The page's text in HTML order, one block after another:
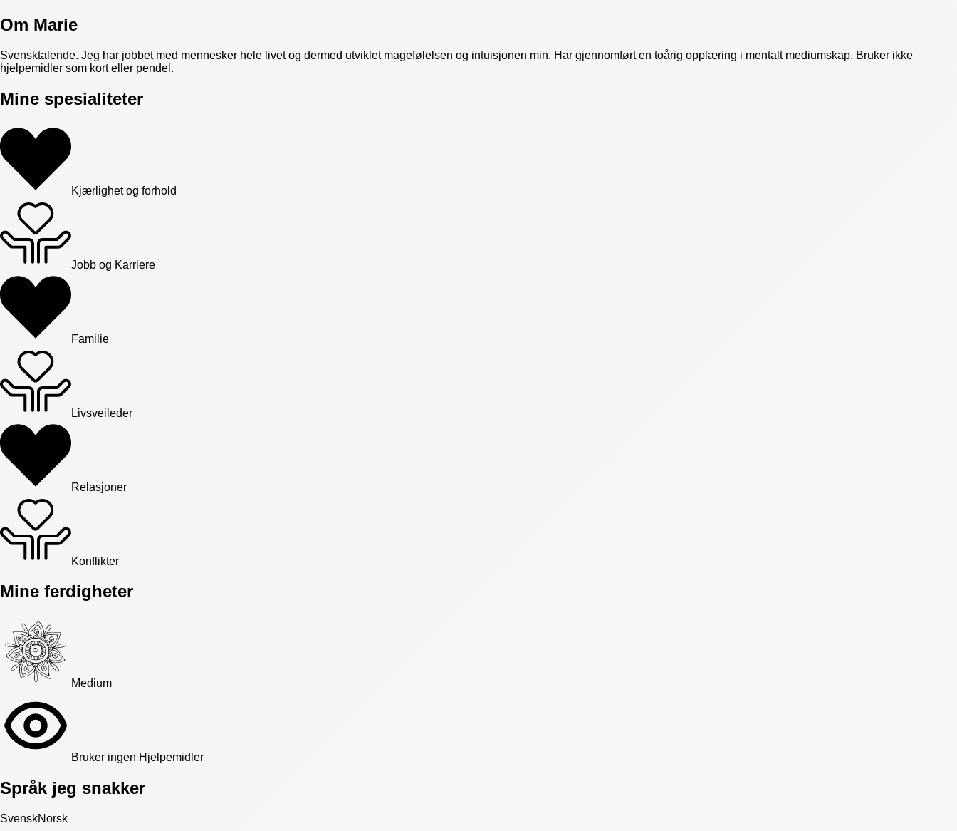
Om Marie
Svensktalende. Jeg har jobbet med mennesker hele livet og dermed utviklet magefølelsen og intuisjonen min. Har gjennomført en toårig opplæring i mentalt mediumskap. Bruker ikke
hjelpemidler som kort eller pendel.
Mine spesialiteter
Kjærlighet og forhold
Jobb og Karriere
Familie
Livsveileder
Relasjoner
Konflikter
Mine ferdigheter
Medium
Bruker ingen Hjelpemidler
Språk jeg snakker
SvenskNorsk